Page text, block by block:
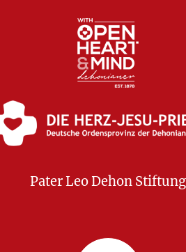
Pater Leo Dehon Stiftung